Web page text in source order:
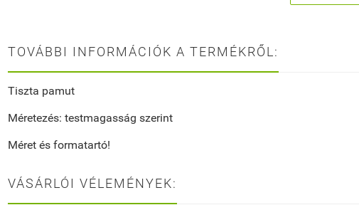
TOVÁBBI INFORMÁCIÓK A TERMÉKRŐL:
Tiszta pamut
Méretezés: testmagasság szerint
Méret és formatartó!
VÁSÁRLÓI VÉLEMÉNYEK: